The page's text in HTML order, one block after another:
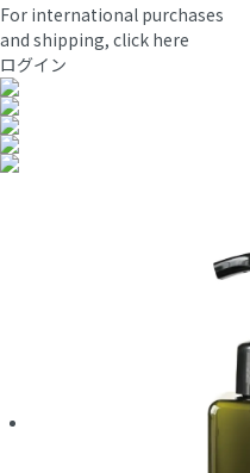
For international purchases
and shipping, click here
ログイン